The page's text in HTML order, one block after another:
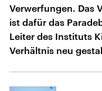
Verwerfungen. Das
ist dafür das
Leiter des Instituts
Verhältnis neu